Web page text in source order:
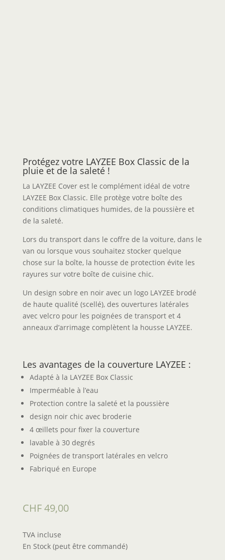
Protégez votre LAYZEE Box Classic de la
pluie et de la saleté !
La LAYZEE Cover est le complément idéal de votre
LAYZEE Box Classic. Elle protège votre boîte des
conditions climatiques humides, de la poussière et
de la saleté.
Lors du transport dans le coffre de la voiture, dans le
van ou lorsque vous souhaitez stocker quelque
chose sur la boîte, la housse de protection évite les
rayures sur votre boîte de cuisine chic.
Un design sobre en noir avec un logo LAYZEE brodé
de haute qualité (scellé), des ouvertures latérales
avec velcro pour les poignées de transport et 4
anneaux d’arrimage complètent la housse LAYZEE.
Les avantages de la couverture LAYZEE :
Adapté à la LAYZEE Box Classic
Imperméable à l’eau
Protection contre la saleté et la poussière
design noir chic avec broderie
4 œillets pour fixer la couverture
lavable à 30 degrés
Poignées de transport latérales en velcro
Fabriqué en Europe
CHF49,00
TVA incluse
En Stock (peut être commandé)